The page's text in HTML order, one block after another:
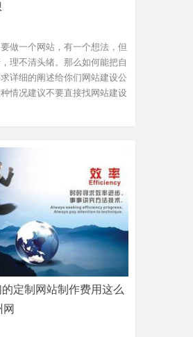
做一个网站，有一个想法，但
理不清头绪。那么如何能把自
详细的阐述给你们网站建设公
情况建议不要直接找网站建设
定制网站制作费用这么